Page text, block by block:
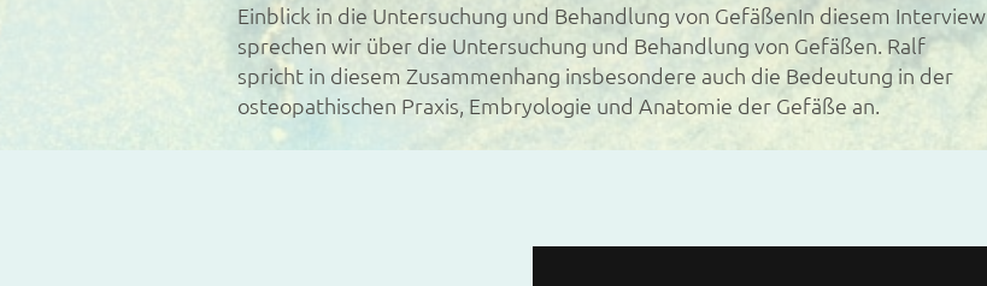
Einblick in die Untersuchung und Behandlung von GefäßenIn diesem Interview
sprechen wir über die Untersuchung und Behandlung von Gefäßen. Ralf
spricht in diesem Zusammenhang insbesondere auch die Bedeutung in der
osteopathischen Praxis, Embryologie und Anatomie der Gefäße an.